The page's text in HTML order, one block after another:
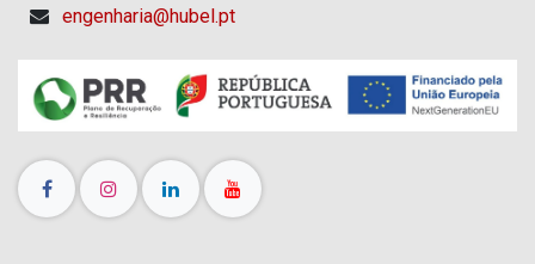
engenharia@hubel.pt